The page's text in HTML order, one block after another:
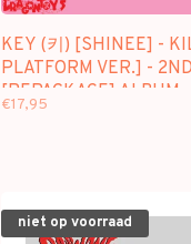
KEY (키) [SHINEE] -
PLATFORM VER.] - 2ND
[REPACKAGE] ALBUM
€17,95
niet op voorraad